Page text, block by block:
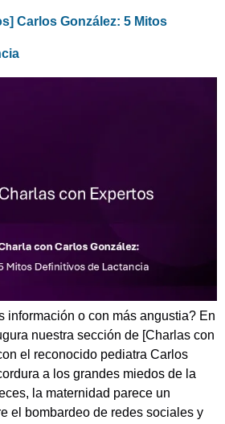
Carlos González: 5 Mitos
información o con más angustia? En
nuestra sección de [Charlas con
el reconocido pediatra Carlos
a los grandes miedos de la
la maternidad parece un
el bombardeo de redes sociales y